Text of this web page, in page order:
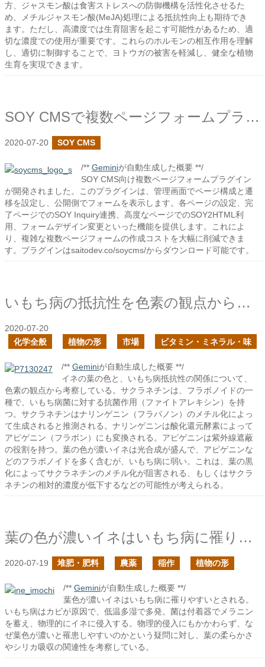
方、ジャスモン酸は食害ストレスへの防御機構を活性化させるた
め、メチルジャスモン酸(MeJA)処理による抵抗性向上も期待でき
ます。ただし、高濃度では生育阻害を起こす可能性があるため、適
切な濃度での使用が重要です。これらのホルモンの相互作用を理解
し、適切に制御することで、ヨトウガの被害を軽減し、健全な植物
生育を実現できます。
SOY CMSで複数ページフォームプラグインを作成しました
2020-07-20 SOY CMS
/** Geminiが自動生成した概要 **/
SOY CMS向け複数ページフォームプラグイン
が開発されました。このプラグインは、管理画面でページ構成と遷
移を設定し、公開側でフォームを表示します。各ページの設定、完
了ページでのSOY Inquiry連携、高度なページでのSOY2HTML利
用、フォームデザイン変更といった機能を提供します。これによ
り、複雑な複数ページフォームの作成コストを大幅に削減できま
す。プラグインはsaitodev.co/soycms/からダウンロード可能です。
いもち病の抵抗性を色素の観点から見てみる
2020-07-20
化学全般
植物の形 市場 ビタミン・ミネラル・味
/** Geminiが自動生成した概要 **/
イネの葉の色と、いもち病抵抗性の関係について、
色素の観点から考察している。サクラネチンは、フラボノイドの一
種で、いもち病菌に対する抗菌作用（ファイトアレキシン）を持
つ。サクラネチンはナリンゲニン（フラバノン）のメチル化によっ
て生成されると推測される。ナリンゲニンは酸化還元酵素によって
アピゲニン（フラボン）にも変換される。アピゲニンは紫外線遮蔽
の役割を持つ。葉の色が濃いイネは光合成が盛んで、アピゲニンな
どのフラボノイドを多く含むが、いもち病に弱い。これは、葉の黒
化によってサクラネチンのメチル化が阻害される、もしくはサクラ
ネチンの相対的濃度が低下するなどの可能性が考えられる。
葉の色が濃いイネはいもち病に罹りやすい
2020-07-19 堆肥・肥料 農薬 稲作 植物の形
/** Geminiが自動生成した概要 **/
葉色が濃いイネはいもち病に罹りやすいとされる。
いもち病はカビが原因で、低温多湿で多発。菌は付着器でメラニン
を蓄え、物理的にイネに侵入する。物理的侵入にもかかわらず、な
ぜ葉色が濃いと罹患しやすいのかという疑問に対し、葉の柔らかさ
やシリカ吸収の関連性を考察している。